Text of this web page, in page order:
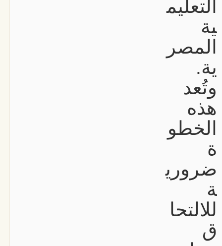
التعليم
ية
المصر
ية.
وتُعد
هذه
الخطو
ة
ضروري
ة
للالتحا
ق